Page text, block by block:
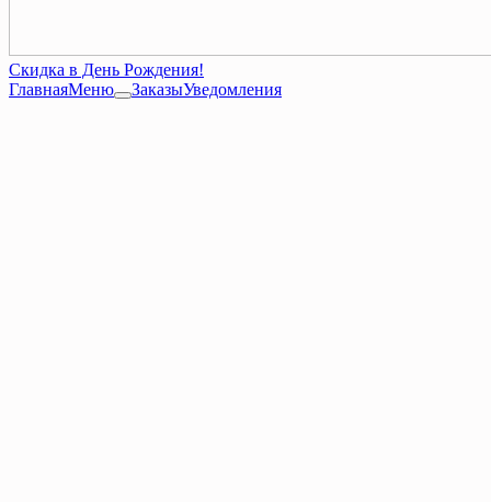
Скидка в День Рождения!
ГлавнаяМеню ЗаказыУведомления